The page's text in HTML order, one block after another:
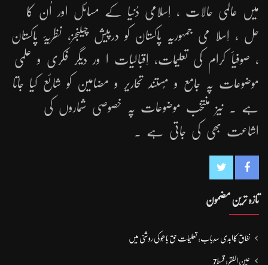
میں عالمی حالات ، اِسلامی دُنیا کے مسائل اور اُن کا
حل ، اِسلا می جمہوریّہ پاکستان کو درپیش چیلنجز، نظریۂ پاکستان
، صوفیأ کرام کی تعلیمات، اِقبالیات ا ور دیگر فکری و علمی
موضوعات پہ جامع و مُستند تحاریر و مضامین کو شائع کیا جاتا
ہے ۔ نیز منتخب موضوعات پہ خصوصی شماروں کی
اشاعت بھی کی جاتی ہے ۔
تازہ ترین مضمون
نفاق کاابدی سدِباب: تعلیمات حق باھُو کی روشنی میں
عین الفقر: قسط7